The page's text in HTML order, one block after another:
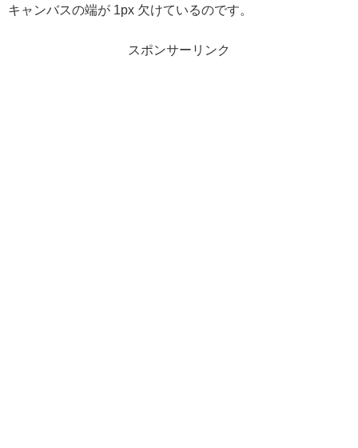
キャンバスの端が 1px 欠けているのです。
スポンサーリンク